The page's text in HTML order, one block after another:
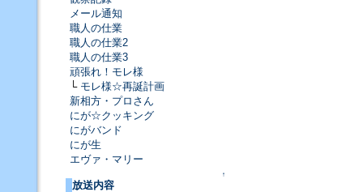
メール通知
職人の仕業
職人の仕業2
職人の仕業3
頑張れ！モレ様
└ モレ様☆再誕計画
新相方・プロさん
にが☆クッキング
にがバンド
にが生
エヴァ・マリー
↑
放送内容